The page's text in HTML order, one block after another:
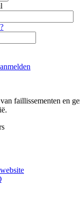
faillissementen en